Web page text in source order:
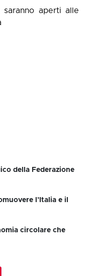
saranno aperti alle
della Federazione
l’Italia e il
circolare che